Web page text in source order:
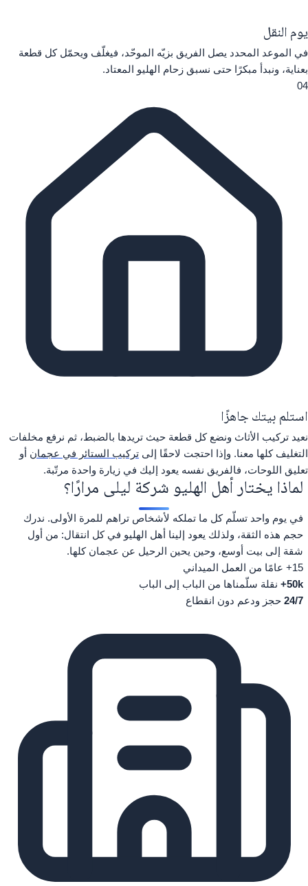
يوم النقل
في الموعد المحدد يصل الفريق بزيّه الموحّد، فيغلّف ويحمّل كل قطعة
بعناية، ونبدأ مبكرًا حتى نسبق زحام الهليو المعتاد.
04
استلم بيتك جاهزًا
نعيد تركيب الأثاث ونضع كل قطعة حيث تريدها بالضبط، ثم نرفع مخلفات
التغليف كلها معنا. وإذا احتجت لاحقًا إلى تركيب الستائر في عجمان أو
تعليق اللوحات، فالفريق نفسه يعود إليك في زيارة واحدة مرتّبة.
لماذا يختار أهل الهليو شركة ليلى مرارًا؟
في يوم واحد تسلّم كل ما تملكه لأشخاص تراهم للمرة الأولى. ندرك
حجم هذه الثقة، ولذلك يعود إلينا أهل الهليو في كل انتقال: من أول
شقة إلى بيت أوسع، وحين يحين الرحيل عن عجمان كلها.
15+
عامًا من العمل الميداني
50k+
نقلة سلّمناها من الباب إلى الباب
24/7 حجز ودعم دون انقطاع